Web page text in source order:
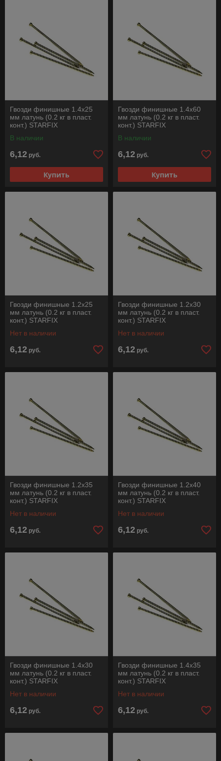
Гвозди финишные 1.4х25
мм латунь (0.2 кг в пласт.
конт.) STARFIX
В наличии
6,12 руб.
Купить
Гвозди финишные 1.4х60
мм латунь (0.2 кг в пласт.
конт.) STARFIX
В наличии
6,12 руб.
Купить
Гвозди финишные 1.2х25
мм латунь (0.2 кг в пласт.
конт.) STARFIX
Нет в наличии
6,12 руб.
Гвозди финишные 1.2х30
мм латунь (0.2 кг в пласт.
конт.) STARFIX
Нет в наличии
6,12 руб.
Гвозди финишные 1.2х35
мм латунь (0.2 кг в пласт.
конт.) STARFIX
Нет в наличии
6,12 руб.
Гвозди финишные 1.2х40
мм латунь (0.2 кг в пласт.
конт.) STARFIX
Нет в наличии
6,12 руб.
Гвозди финишные 1.4х30
мм латунь (0.2 кг в пласт.
конт.) STARFIX
Нет в наличии
6,12 руб.
Гвозди финишные 1.4х35
мм латунь (0.2 кг в пласт.
конт.) STARFIX
Нет в наличии
6,12 руб.